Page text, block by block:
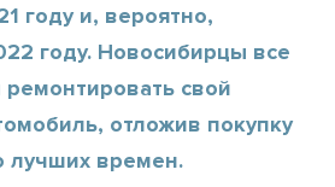
году и, вероятно,
году. Новосибирцы все
свой
отложив покупку
времен.